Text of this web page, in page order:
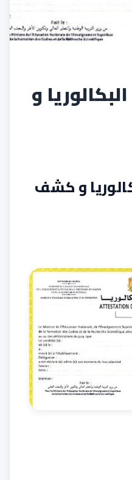
و
و كشف